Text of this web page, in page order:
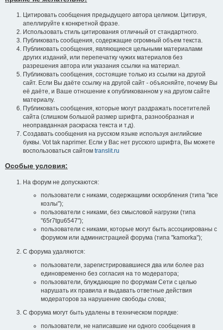
Цитировать сообщения предыдущего автора целиком. Цитируя,
апеллируйте к конкретной фразе.
Использовать стиль цитирования отличный от стандартного.
Публиковать сообщения, содержащие огромный объем текста.
Публиковать сообщения, являющиеся цельными материалами
других изданий, или перепечатку чужих материалов без
разрешения автора или указания ссылки на материал.
Публиковать сообщения, состоящие только из ссылки на другой
сайт. Если Вы даёте ссылку на другой сайт - объясняйте, почему Вы
её даёте, и Ваше отношение к опубликованном у на другом сайте
материалу.
Публиковать сообщения, которые могут раздражать посетителей
сайта (слишком большой размер шрифта, разнообразная и
неоправданная раскраска текста и т.д).
Создавать сообщения на русском языке используя английские
буквы. Vot tak naprimer. Если у Вас нет русского шрифта, Вы можете
воспользоваться сайтом translit.ru
Особые условия:
На форум не допускаются:
пользователи с никами, содержащими оскорбления (типа "все
козлы");
пользователи с никами, без смысловой нагрузки (типа
"65r7tgu6547");
пользователи с никами, которые могут быть ассоциированы с
форумом или администрацией форума (типа "kamorka");
С форума удаляются:
пользователи, зарегистрировавшиеся два или более раз
единовременно без согласия на то модератора;
пользователи, блуждающие по форумам Сети с целью
нарушать их правила и выдавать ответные действия
модераторов за нарушение свободы слова;
С форума могут быть удалены в техническом порядке:
пользователи, не написавшие ни одного сообщения в